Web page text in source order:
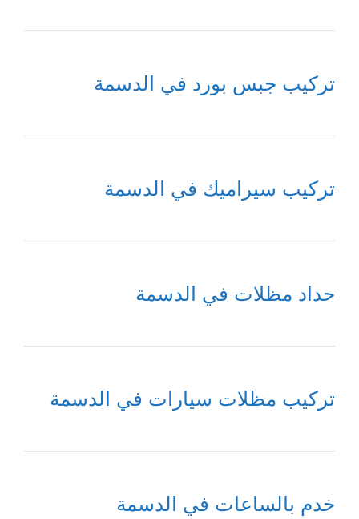
تركيب جبس بورد في الدسمة
تركيب سيراميك في الدسمة
حداد مظلات في الدسمة
تركيب مظلات سيارات في الدسمة
خدم بالساعات في الدسمة